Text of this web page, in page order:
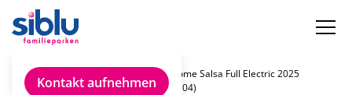
Kontakt aufnehmen
finden
Rapidhome Salsa Full Electric 2025
(MM-SE04)